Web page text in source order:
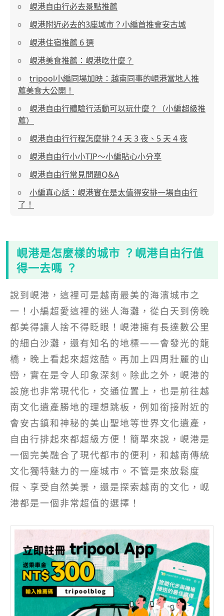
峴港自由行必去景點推薦
峴港附近必去的3座城市？小編首推會安古城
峴港住宿推薦 6 選
峴港美食推薦：峴港吃什麼？
tripool小編同場加映：越南同事的峴港當地人推
薦美食大公開！
峴港自由行體驗行活動可以玩什麼？（小編超級推
薦）
峴港自由行行程怎麼排？4 天 3 夜、5 天 4 夜
峴港自由行小小TIP～小編貼心小分享
峴港自由行常見問題Q&A
小編真心話：峴港實在是太值得安排一場自由行
了！
峴港是怎麼樣的城市 ？峴港自由行值
得一去嗎 ？
說到峴港，這裡可是越南最美的海濱城市之
一！小編超愛這裡的迷人海灘，從白天到傍晚
都美得讓人捨不得眨眼！峴港擁有長達數公里
的細白沙灘，還有知名的地標——會發光的龍
橋，晚上看起來超炫酷。再加上四周壯麗的山
巒，實在是令人印象深刻。除此之外，峴港的
設施也非常現代化，交通位置上，也是前往越
南文化遺產勝地的理想跳板，例如銜接附近的
會安古鎮和神秘的美山聖地等世界文化遺產，
自由行排起來都超級方便！簡單來說，峴港是
一個完美融合了現代都市的便利，和越南傳統
文化獨特魅力的一座城市。不管是來放鬆度
假、享受自然美景，還是探索越南的文化，岘
港都是一個非常超值的選擇！